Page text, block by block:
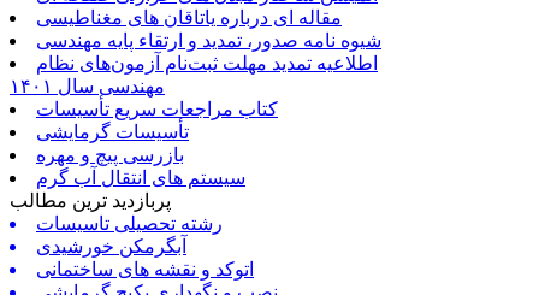
مقاله ای درباره یاتاقان های مغناطیسی
شیوه نامه صدور، تمدید و ارتقاء پایه مهندسی
اطلاعیه تمدید مهلت ثبت‌نام آزمون‌های نظام
مهندسی سال ۱۴۰۱
کتاب مراجعات سریع تأسیسات
تأسیسات گرمایشی
بازرسی پیچ و مهره
سیستم های انتقال آب گرم
پربازدید ترین مطالب
رشته تحصیلی تاسیسات
آبگرمکن خورشیدی
اتوکد و نقشه های ساختمانی